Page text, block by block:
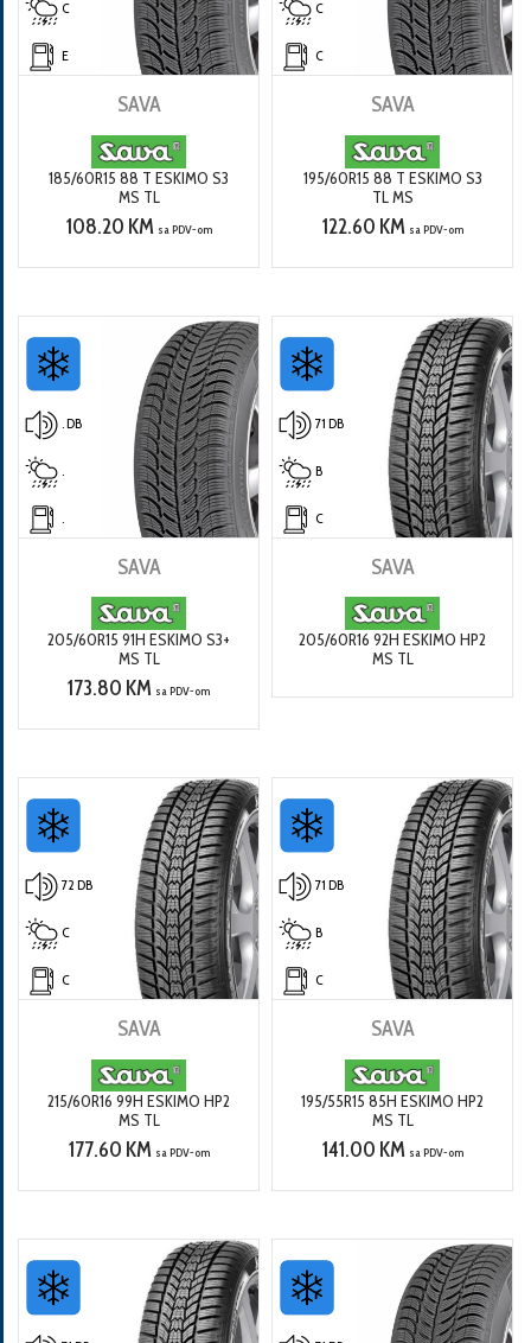
C
E
SAVA
185/60R15 88 T ESKIMO S3
MS TL
108.20 KM sa PDV-om
C
C
SAVA
195/60R15 88 T ESKIMO S3
TL MS
122.60 KM sa PDV-om
. DB
SAVA
205/60R15 91H ESKIMO S3+
MS TL
173.80 KM sa PDV-om
71 DB
B
C
SAVA
205/60R16 92H ESKIMO HP2
MS TL
72 DB
C
C
SAVA
215/60R16 99H ESKIMO HP2
MS TL
177.60 KM sa PDV-om
71 DB
B
C
SAVA
195/55R15 85H ESKIMO HP2
MS TL
141.00 KM sa PDV-om